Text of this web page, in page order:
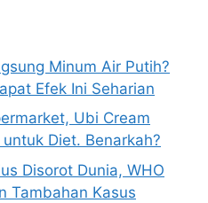
Minum Air Putih?
Efek Ini Seharian
Ubi Cream
Diet. Benarkah?
Disorot Dunia, WHO
Tambahan Kasus